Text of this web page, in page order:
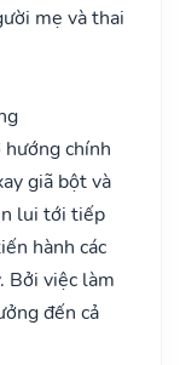
mẹ và thai
chính
giã bột và
lui tới tiếp
hành các
Bởi việc làm
đến cả